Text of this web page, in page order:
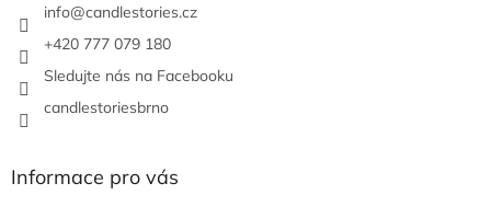
info@candlestories.cz
+420 777 079 180
Sledujte nás na Facebooku
candlestoriesbrno
Informace pro vás